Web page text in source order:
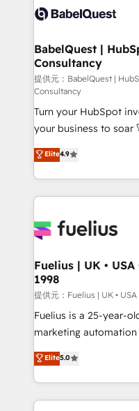
accreditations with
custom API
Boutique 'Elite' team of
Hub, Marketing Hub,
CMS • ISO/IEC
42001:2023 certified -
GuardHub: our AI
ISO 42001 Ready for the next step? Click the 👈
'𝗖𝗼𝗻𝘁𝗮𝗰𝘁 𝗯𝘂𝘀𝗶𝗻𝗲𝘀𝘀'
𝘴𝘶𝘱𝘦𝘳 𝘳𝘦𝘴𝘱𝘰𝘯𝘴𝘪𝘷𝘦)
BabelQuest |
Consultancy
提供元：BabelQuest |
Consultancy
Turn your HubSpot
your business to soar 🚀 We’re a team of
HubSpot experts ready to
implement the
environments,
sure you can actually
for you and execute it on
framework, meaning
HubSpot and vetted
can support public
other ones listed in our profile.
HubSpot implementation - HubSpot CMS
is there for you to: - Grow revenue, and run your
business more efficiently - Build
Elite4.9
Fuelius | UK •
1998
提供元：Fuelius | UK •
Fuelius is a 25-year-
marketing automation
enable mid-market
maximise their return
growth. We modernise platforms, streamline
operations that are
Elite5.0